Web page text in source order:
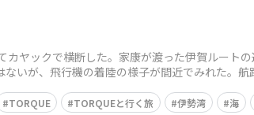
カヤックで横断した。家康が渡った伊賀ルート
ないが、飛行機の着陸の様子が間近でみれた。
TORQUE TORQUEと行く旅 伊勢湾 海